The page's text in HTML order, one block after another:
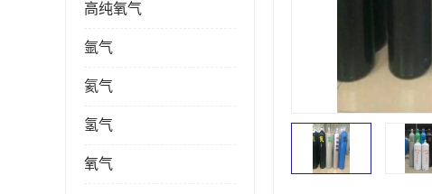
高纯氧气
氩气
氦气
氢气
氧气